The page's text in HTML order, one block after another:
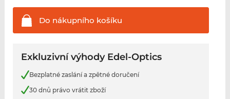
Do nákupního košíku
Exkluzivní výhody Edel-Optics
Bezplatné zaslání a zpětné doručení
30 dnů právo vrátit zboží